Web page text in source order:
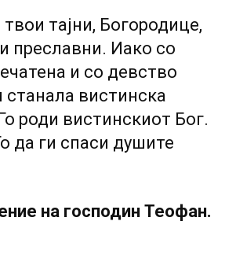
твои тајни, Богородице,
преславни. Иако со
и со девство
станала вистинска
роди вистинскиот Бог.
да ги спаси душите
на господин Теофан.